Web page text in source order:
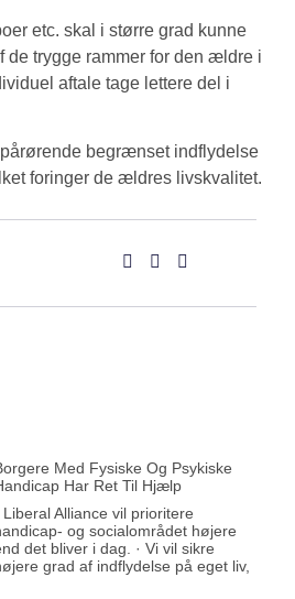
etc. skal i større grad kunne
de trygge rammer for den ældre i
aftale tage lettere del i
begrænset indflydelse
foringer de ældres livskvalitet.
Med Fysiske Og Psykiske
Har Ret Til Hjælp
Liberal Alliance vil prioritere
og socialområdet højere
det bliver i dag. · Vi vil sikre
grad af indflydelse på eget liv,